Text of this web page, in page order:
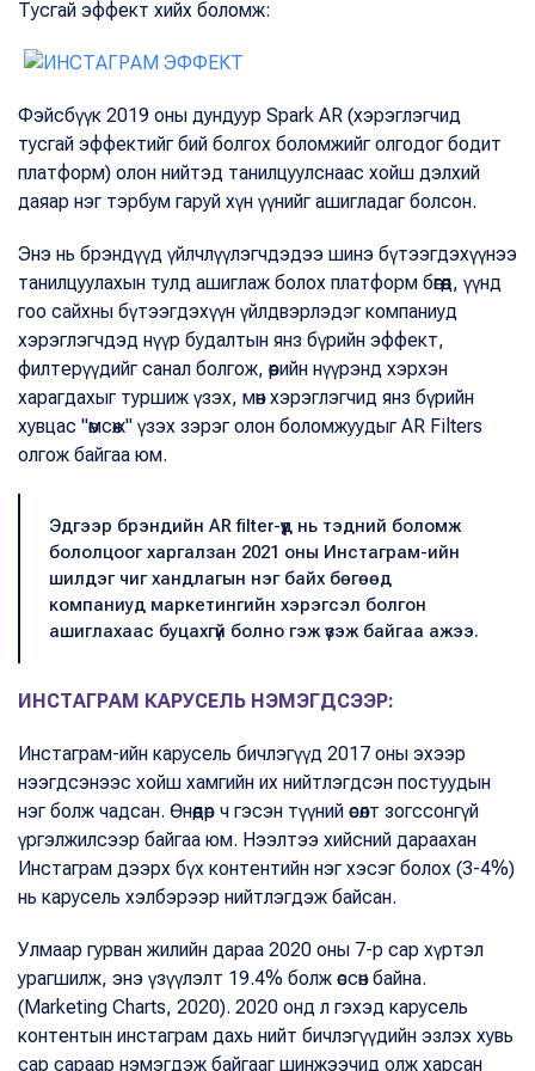
Тусгай эффект хийх боломж:
Фэйсбүүк 2019 оны дундуур Spark AR (хэрэглэгчид
тусгай эффектийг бий болгох боломжийг олгодог бодит
платформ) олон нийтэд танилцуулснаас хойш дэлхий
даяар нэг тэрбум гаруй хүн үүнийг ашигладаг болсон.
Энэ нь брэндүүд үйлчлүүлэгчдэдээ шинэ бүтээгдэхүүнээ
танилцуулахын тулд ашиглаж болох платформ бөгөөд, үүнд
гоо сайхны бүтээгдэхүүн үйлдвэрлэдэг компаниуд
хэрэглэгчдэд нүүр будалтын янз бүрийн эффект,
филтерүүдийг санал болгож, өөрийн нүүрэнд хэрхэн
харагдахыг туршиж үзэх, мөн хэрэглэгчид янз бүрийн
хувцас "өмсөж" үзэх зэрэг олон боломжуудыг AR Filters
олгож байгаа юм.
Эдгээр брэндийн AR filter-үүд нь тэдний боломж
бололцоог харгалзан 2021 оны Инстаграм-ийн
шилдэг чиг хандлагын нэг байх бөгөөд
компаниуд маркетингийн хэрэгсэл болгон
ашиглахаас буцахгүй болно гэж үзэж байгаа ажээ.
ИНСТАГРАМ КАРУСЕЛЬ НЭМЭГДСЭЭР:
Инстаграм-ийн карусель бичлэгүүд 2017 оны эхээр
нээгдсэнээс хойш хамгийн их нийтлэгдсэн постуудын
нэг болж чадсан. Өнөөдөр ч гэсэн түүний өсөлт зогссонгүй
үргэлжилсээр байгаа юм. Нээлтээ хийсний дараахан
Инстаграм дээрх бүх контентийн нэг хэсэг болох (3-4%)
нь карусель хэлбэрээр нийтлэгдэж байсан.
Улмаар гурван жилийн дараа 2020 оны 7-р сар хүртэл
урагшилж, энэ үзүүлэлт 19.4% болж өссөн байна.
(Marketing Charts, 2020). 2020 онд л гэхэд карусель
контентын инстаграм дахь нийт бичлэгүүдийн эзлэх хувь
сар сараар нэмэгдэж байгааг шинжээчид олж харсан